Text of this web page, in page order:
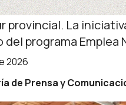
encuentros en
provincial. La
programa Emplea
2026
de Prensa y